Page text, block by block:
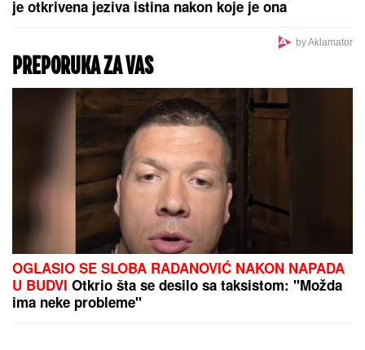
Samo ovako je ispravno: Mnogi
vozači pogrešno koriste zaštitu od
sunca, zato auto nikako da im se
rashladi